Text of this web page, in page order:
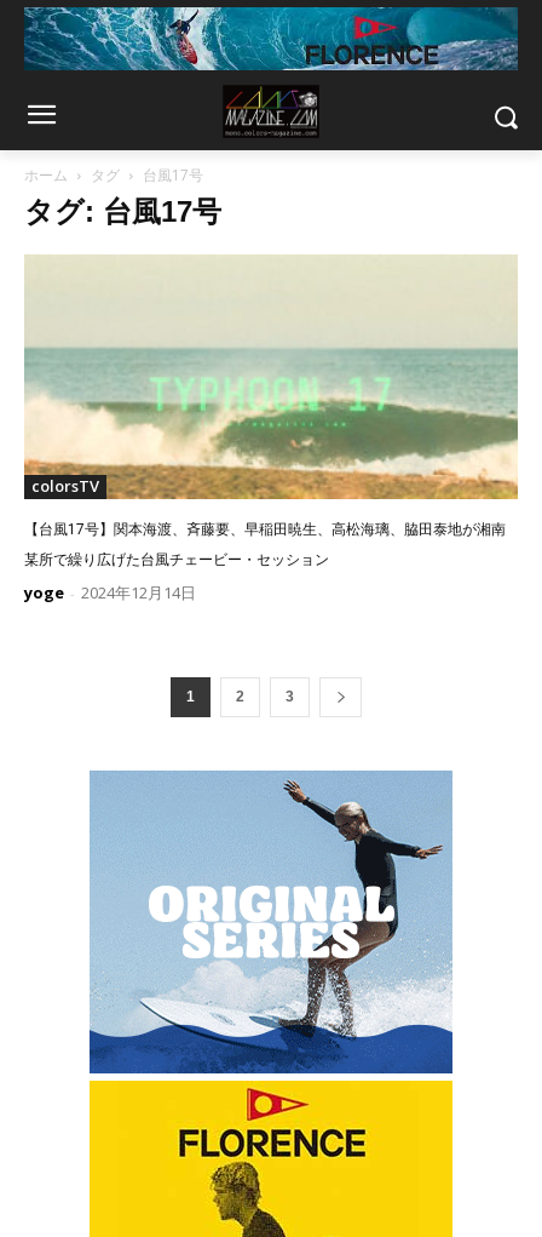
ホーム タグ 台風17号
タグ: 台風17号
colorsTV
【台風17号】関本海渡、斉藤要、早稲田暁生、高松海璃、脇田泰地が湘南
某所で繰り広げた台風チェービー・セッション
yoge - 2024年12月14日
1 2 3